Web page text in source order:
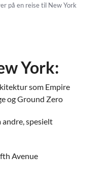
på en reise til New York
York:
som Empire
og Ground Zero
spesielt
Avenue